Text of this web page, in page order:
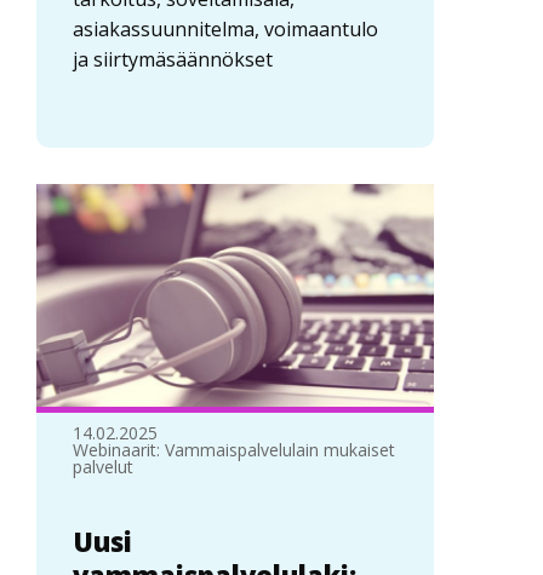
asiakassuunnitelma, voimaantulo
ja siirtymäsäännökset
14.02.2025
Webinaarit: Vammaispalvelulain mukaiset
palvelut
Uusi